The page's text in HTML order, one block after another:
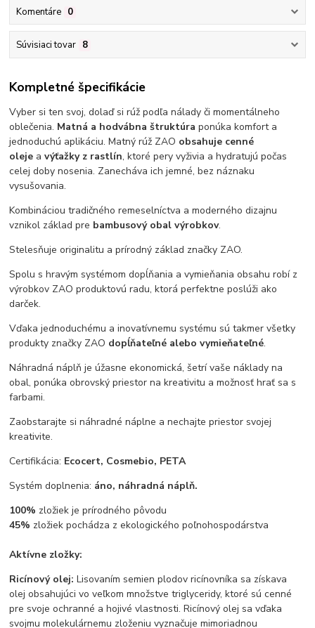
Komentáre 0
Súvisiaci tovar 8
Kompletné špecifikácie
Vyber si ten svoj, dolaď si rúž podľa nálady či momentálneho
oblečenia. Matná a hodvábna štruktúra ponúka komfort a
jednoduchú aplikáciu. Matný rúž ZAO obsahuje cenné
oleje avýťažky z rastlín, ktoré pery vyživia a hydratujú počas
celej doby nosenia. Zanecháva ich jemné, bez náznaku
vysušovania.
Kombináciou tradičného remeselníctva a moderného dizajnu
vznikol základ pre bambusový obal výrobkov.
Stelesňuje originalitu a prírodný základ značky ZAO.
Spolu s hravým systémom dopĺňania a vymieňania obsahu robí z
výrobkov ZAO produktovú radu, ktorá perfektne poslúži ako
darček.
Vďaka jednoduchému a inovatívnemu systému sú takmer všetky
produkty značky ZAO dopĺňateľné alebo vymieňateľné.
Náhradná náplň je úžasne ekonomická, šetrí vaše náklady na
obal, ponúka obrovský priestor na kreativitu a možnosť hrať sa s
farbami.
Zaobstarajte si náhradné náplne a nechajte priestor svojej
kreativite.
Certifikácia: Ecocert, Cosmebio, PETA
Systém doplnenia: áno, náhradná náplň.
100% zložiek je prírodného pôvodu
45% zložiek pochádza z ekologického poľnohospodárstva
Aktívne zložky:
Ricínový olej:Lisovaním semien plodov ricínovníka sa získava
olej obsahujúci vo veľkom množstve triglyceridy, ktoré sú cenné
pre svoje ochranné a hojivé vlastnosti. Ricínový olej sa vďaka
svojmu molekulárnemu zloženiu vyznačuje mimoriadnou